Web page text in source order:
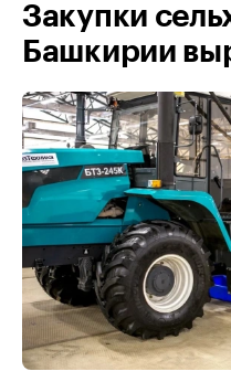
Закупки
Башкирии